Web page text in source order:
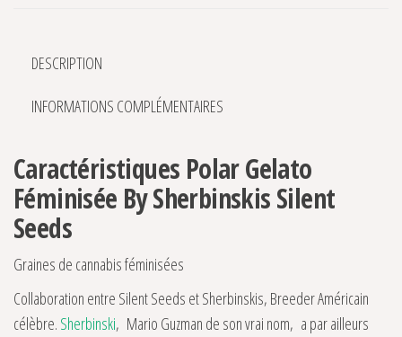
DESCRIPTION
INFORMATIONS COMPLÉMENTAIRES
Caractéristiques Polar Gelato
Féminisée By Sherbinskis Silent
Seeds
Graines de cannabis féminisées
Collaboration entre Silent Seeds et Sherbinskis, Breeder Américain
célèbre. Sherbinski, Mario Guzman de son vrai nom, a par ailleurs